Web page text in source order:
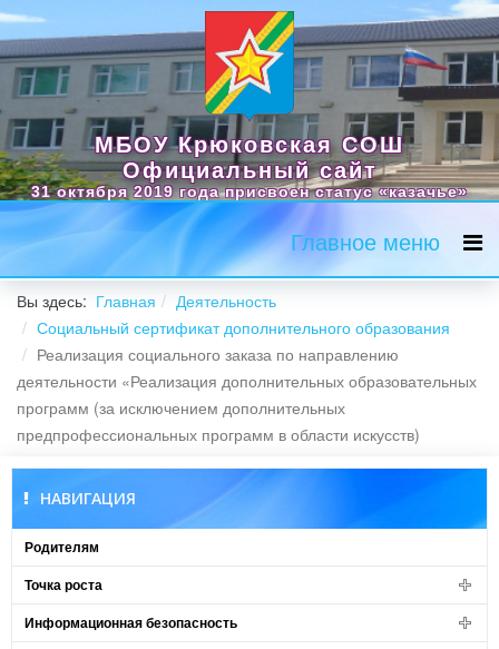
МБОУ Крюковская СОШ
Официальный сайт
31 октября 2019 года присвоен статус «казачье»
Главное меню
Вы здесь: Главная
Деятельность
Социальный сертификат дополнительного образования
Реализация социального заказа по направлению
деятельности «Реализация дополнительных образовательных
программ (за исключением дополнительных
предпрофессиональных программ в области искусств)
НАВИГАЦИЯ
Родителям
Точка роста
Информационная безопасность